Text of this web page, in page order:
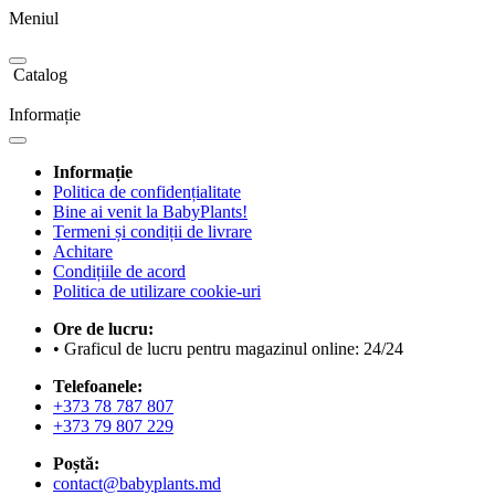
Meniul
Catalog
Informație
Informație
Politica de confidențialitate
Bine ai venit la BabyPlants!
Termeni și condiții de livrare
Achitare
Condițiile de acord
Politica de utilizare cookie-uri
Ore de lucru:
• Graficul de lucru pentru magazinul online: 24/24
Telefoanele:
+373 78 787 807
+373 79 807 229
Poștă:
contact@babyplants.md